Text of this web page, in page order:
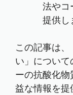
法やコ
提供し
この記事は
い」につい
ーの抗酸化
益な情報を